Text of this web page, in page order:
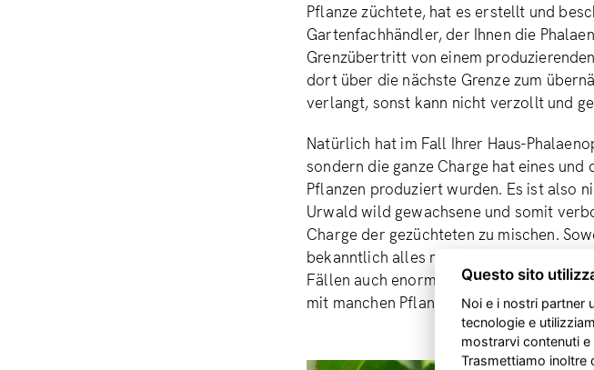
Pflanze züchtete, hat es erstellt und
Gartenfachhändler, der Ihnen die
Grenzübertritt von einem
dort über die nächste Grenze zum
verlangt, sonst kann nicht verzollt und
Natürlich hat im Fall Ihrer Haus-
sondern die ganze Charge hat eines
Pflanzen produziert wurden. Es ist also
Urwald wild gewachsene und somit
Charge der gezüchteten zu mischen.
bekanntlich alles mit besonderem Reiz
Fällen auch enorm lukrativ ist und das
mit manchen Pflanzen und wohl noch
Questo sito
Noi e i nostri partner
tecnologie e
mostrarvi contenuti
Trasmettiamo inoltre